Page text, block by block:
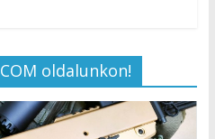
oldalunkon!